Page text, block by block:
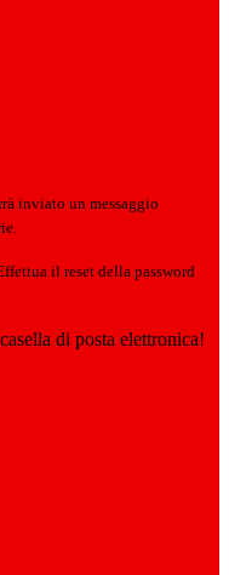
inviato un messaggio
il reset della password
di posta elettronica!